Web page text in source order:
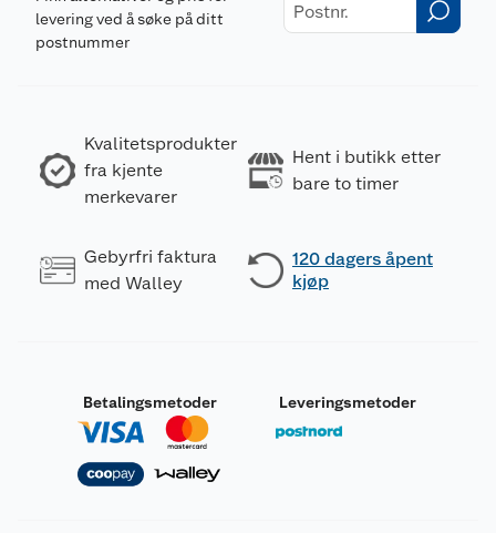
levering ved å søke på ditt
postnummer
Kvalitetsprodukter
fra kjente
merkevarer
Hent i butikk etter
bare to timer
Gebyrfri faktura
med Walley
120 dagers åpent
kjøp
Betalingsmetoder Leveringsmetoder